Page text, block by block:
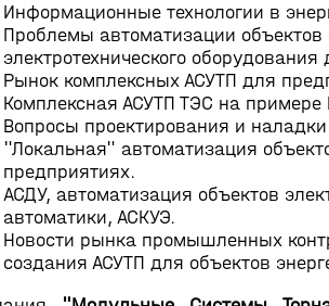
Информационные технологии в
Проблемы автоматизации объектов
электротехнического
Рынок комплексных АСУТП для
Комплексная АСУТП ТЭС на
Вопросы проектирования и
"Локальная" автоматизация
предприятиях.
АСДУ, автоматизация объектов
автоматики, АСКУЭ.
Новости рынка промышленных
создания АСУТП для объектов